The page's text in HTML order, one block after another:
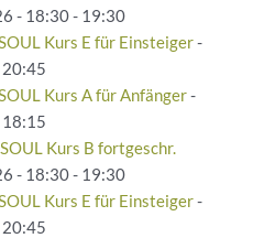
- 18:30 - 19:30
Kurs E für Einsteiger-
Kurs A für Anfänger-
Kurs B fortgeschr.
- 18:30 - 19:30
Kurs E für Einsteiger-